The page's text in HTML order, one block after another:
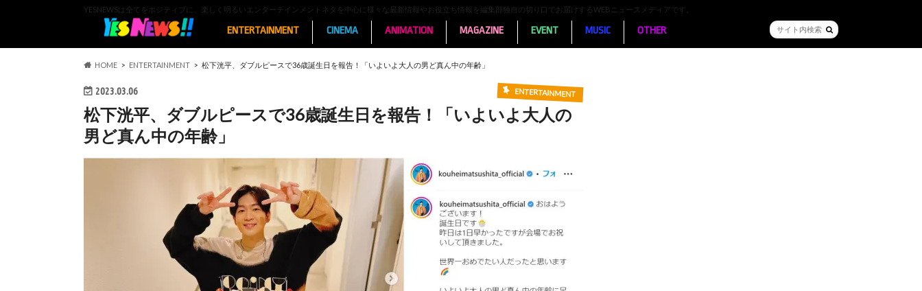
YESNEWSは全てをポジティブに、楽しく明るいエンターテインメントネタを中心に様々な最新情報やお役立ち情報を編集部独自の切り口でお届けするWEBニュースメディアです。
ENTERTAINMENT CINEMA ANIMATION MAGAZINE EVENT MUSIC OTHER
HOME ENTERTAINMENT 松下洸平、ダブルピースで36歳誕生日を報告！「いよいよ大人の男ど真ん中の年齢」
2023.03.06 ENTERTAINMENT
松下洸平、ダブルピースで36歳誕生日を報告！「いよいよ大人の
男ど真ん中の年齢」